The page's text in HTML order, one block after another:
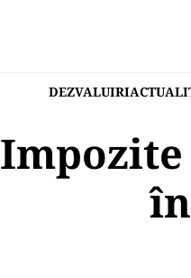
DEZVALUIRI
Impozite